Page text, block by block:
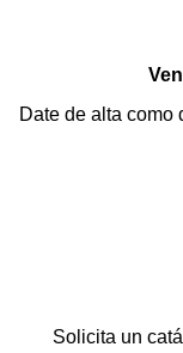
Date de alta como
Solicita un